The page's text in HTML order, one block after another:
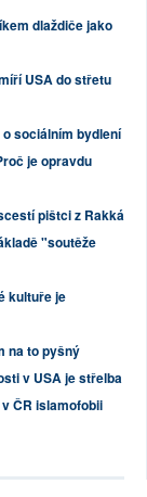
dlaždiče jako
USA do střetu
sociálním bydlení
je opravdu
pištci z Rakká
"soutěže
kultuře je
na to pyšný
v USA je střelba
ČR islamofobii